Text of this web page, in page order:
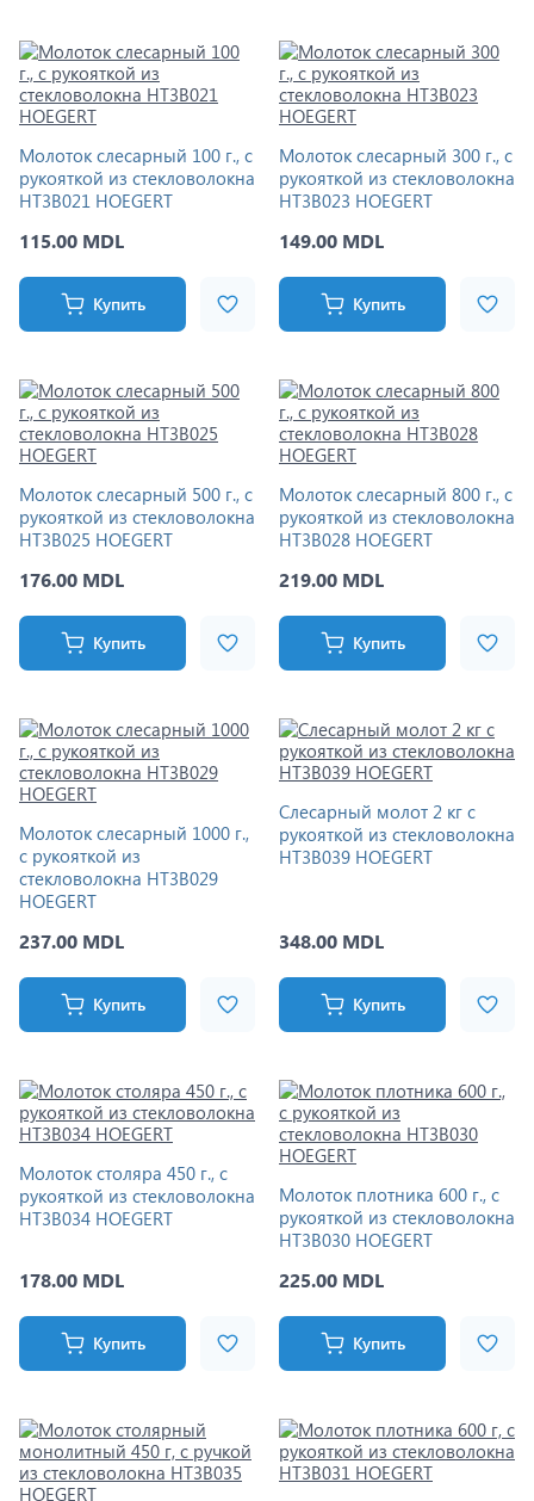
Молоток слесарный 100 г., с
рукояткой из стекловолокна
HT3B021 HOEGERT
115.00 MDL
Купить
Молоток слесарный 300 г., с
рукояткой из стекловолокна
HT3B023 HOEGERT
149.00 MDL
Купить
Молоток слесарный 500 г., с
рукояткой из стекловолокна
HT3B025 HOEGERT
176.00 MDL
Купить
Молоток слесарный 800 г., с
рукояткой из стекловолокна
HT3B028 HOEGERT
219.00 MDL
Купить
Молоток слесарный 1000 г.,
с рукояткой из
стекловолокна HT3B029
HOEGERT
237.00 MDL
Купить
Слесарный молот 2 кг с
рукояткой из стекловолокна
HT3B039 HOEGERT
348.00 MDL
Купить
Молоток столяра 450 г., с
рукояткой из стекловолокна
HT3B034 HOEGERT
178.00 MDL
Купить
Молоток плотника 600 г., с
рукояткой из стекловолокна
HT3B030 HOEGERT
225.00 MDL
Купить